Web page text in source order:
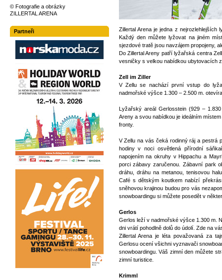
Zillertal Arena je jedna z nejrozlehlejších
Každý den můžete lyžovat na jiném
sjezdové tratě jsou navzájem propojeny,
Do Zillertal Areny patří lyžařská centra
vesničky s velkou nabídkou ubytovacích
Zell im Ziller
V Zellu se nachází první vstup do
nadmořské výšce 1.300 – 2.500 m.
Lyžařský areál Gerlosstein (929 –
Areny a svou nabídkou je ideálním
fronty.
V Zellu na vás čeká rodinný ráj a pestrá
hodiny v noci osvětlená přírodní
napojením na okruhy v Hippachu a
porci zábavy zaručenou. Zábavní park
dráhu, dráhu na metanou, tenisovou
Café s dětským koutkem nabízí
sněhovou krajinou budou pro vás
snowboardingu si můžete posedět v
Gerlos
Gerlos leží v nadmořské výšce 1.300 m.
dni vrátí pohodlně dolů do údolí. Zde na
Zillertal Arena je léta považovaná za
Gerlosu ocení všichni vyznavači
snowboardingu. Váš zimní den můžete
zimní turistice.
Krimml
© Fotografie a obrázky
ZILLERTAL ARENA
Partneři